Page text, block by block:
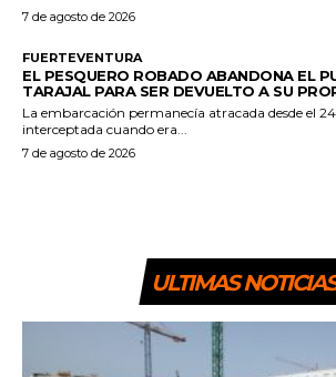
7 de agosto de 2026
FUERTEVENTURA
EL PESQUERO ROBADO ABANDONA EL
TARAJAL PARA SER DEVUELTO A SU
La embarcación permanecía atracada desde el
interceptada cuando era...
7 de agosto de 2026
ULTIMAS NOTICIAS